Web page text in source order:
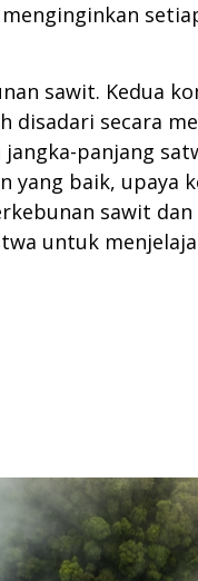
sawit. Kedua
secara
panjang
yang baik, upaya
sawit dan
untuk